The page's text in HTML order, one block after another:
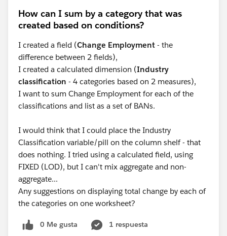
How can I sum by a category that was
created based on conditions?
I created a field (Change Employment - the
difference between 2 fields),
I created a calculated dimension (Industry
classification - 4 categories based on 2 measures),
I want to sum Change Employment for each of the
classifications and list as a set of BANs.
I would think that I could place the Industry
Classification variable/pill on the column shelf - that
does nothing. I tried using a calculated field, using
FIXED (LOD), but I can't mix aggregate and non-
aggregate...
Any suggestions on displaying total change by each of
the categories on one worksheet?
0 Me gusta
1 respuesta